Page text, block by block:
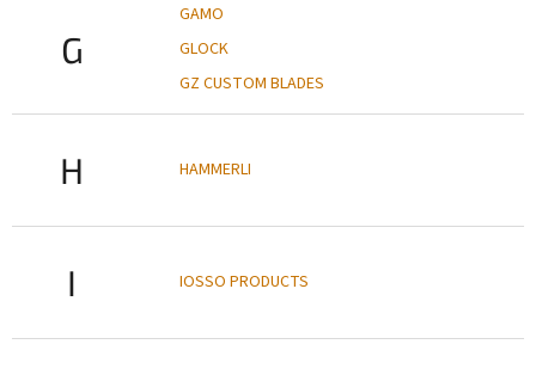
G
GAMO
GLOCK
GZ CUSTOM BLADES
H HAMMERLI
I IOSSO PRODUCTS